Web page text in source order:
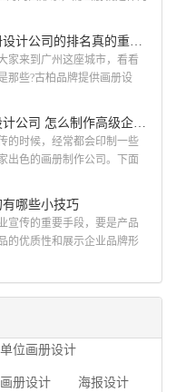
英组成的团队。一直以来，
有很深的...
能缺少的。标志设计画册设
要成功到几乎找不至更好
的目标，其难度比之其它任
因此古柏品牌设计对标志设
...
来到广州这座城市，看看
那些?古柏品牌提供画册设
广州集团/单位/产品/目录画
少喜欢设计的小伙伴都会对
! 一、广州的古柏设计 古
推广，企业vi形象设计、平面
时候，经常都会印制一些
出色的画册制作公司。下面
画册?高级画册设计公司 如
首先是员工的能力是否
察捕捉信息、与企业顺利沟
力;摄影人员拍摄出真实有效
册设...
哪些小技巧
传的重要手段，要是产品
的优质性和展示企业品牌形
业文化，引起客户关注 现
来进行市场宣传，高档产品
计，能够将一个公司的企业
单位画册设计
画册设计 海报设计